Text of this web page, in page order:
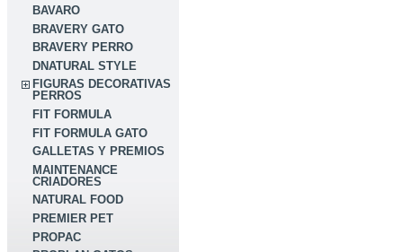
BAVARO
BRAVERY GATO
BRAVERY PERRO
DNATURAL STYLE
FIGURAS DECORATIVAS
PERROS
FIT FORMULA
FIT FORMULA GATO
GALLETAS Y PREMIOS
MAINTENANCE
CRIADORES
NATURAL FOOD
PREMIER PET
PROPAC